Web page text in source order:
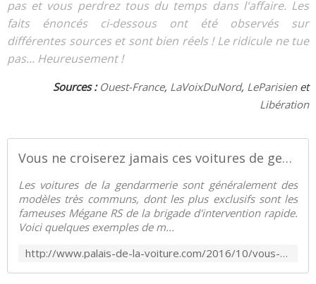
pas et vous perdrez tous du temps dans l'affaire. Les
faits énoncés ci-dessous ont été observés sur
différentes sources et sont bien réels ! Le ridicule ne tue
pas... Heureusement !
Sources : Ouest-France, LaVoixDuNord, LeParisienet
Libération
Vous ne croiserez jamais ces voitures de gendarmerie - Palais-de-la-Voiture.com
Les voitures de la gendarmerie sont généralement des
modèles très communs, dont les plus exclusifs sont les
fameuses Mégane RS de la brigade d'intervention rapide.
Voici quelques exemples de m...
http://www.palais-de-la-voiture.com/2016/10/vous-ne-croiserez-jamais-ces-voitures-de-gendarmerie.html